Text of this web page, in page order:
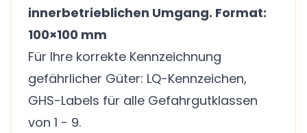
innerbetrieblichen Umgang. Format:
100×100 mm
Für Ihre korrekte Kennzeichnung
gefährlicher Güter: LQ-Kennzeichen,
GHS-Labels für alle Gefahrgutklassen
von 1 - 9.